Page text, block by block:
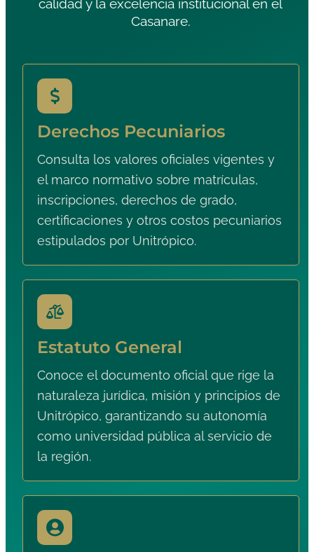
calidad y la excelencia institucional en el
Casanare.
Derechos Pecuniarios
Consulta los valores oficiales vigentes y
el marco normativo sobre matrículas,
inscripciones, derechos de grado,
certificaciones y otros costos pecuniarios
estipulados por Unitrópico.
Estatuto General
Conoce el documento oficial que rige la
naturaleza jurídica, misión y principios de
Unitrópico, garantizando su autonomía
como universidad pública al servicio de
la región.